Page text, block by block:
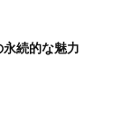
続的な魅力